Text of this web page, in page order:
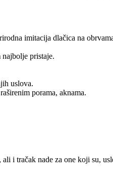
imitacija dlačica na
pristaje.
uslova.
porama, aknama.
i tračak nade za one koji su,